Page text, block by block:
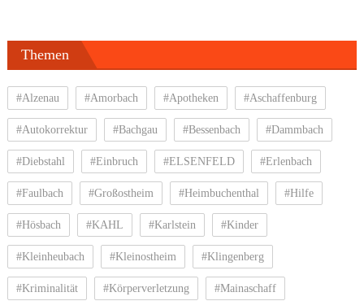
Themen
#Alzenau #Amorbach #Apotheken #Aschaffenburg
#Autokorrektur #Bachgau #Bessenbach #Dammbach
#Diebstahl #Einbruch #ELSENFELD #Erlenbach
#Faulbach #Großostheim #Heimbuchenthal #Hilfe
#Hösbach #KAHL #Karlstein #Kinder
#Kleinheubach #Kleinostheim #Klingenberg
#Kriminalität #Körperverletzung #Mainaschaff